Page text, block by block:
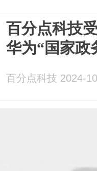
百分点科技
华为“国家政
百分点科技 2024-